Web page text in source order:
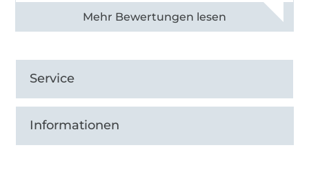
Alle 82950 Bewertungen ansehen
Service
Informationen